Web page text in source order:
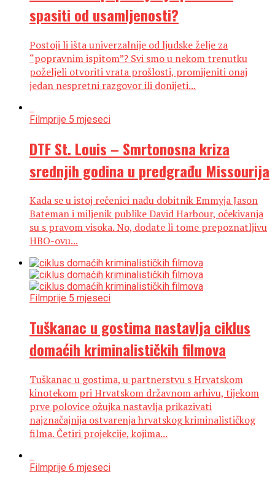
spasiti od usamljenosti?
Postoji li išta univerzalnije od ljudske želje za
“popravnim ispitom”? Svi smo u nekom trenutku
poželjeli otvoriti vrata prošlosti, promijeniti onaj
jedan nespretni razgovor ili donijeti...
Filmprije 5 mjeseci
DTF St. Louis – Smrtonosna kriza
srednjih godina u predgrađu Missourija
Kada se u istoj rečenici nađu dobitnik Emmyja Jason
Bateman i miljenik publike David Harbour, očekivanja
su s pravom visoka. No, dodate li tome prepoznatljivu
HBO-ovu...
Filmprije 5 mjeseci
Tuškanac u gostima nastavlja ciklus
domaćih kriminalističkih filmova
Tuškanac u gostima, u partnerstvu s Hrvatskom
kinotekom pri Hrvatskom državnom arhivu, tijekom
prve polovice ožujka nastavlja prikazivati
najznačajnija ostvarenja hrvatskog kriminalističkog
filma. Četiri projekcije, kojima...
Filmprije 6 mjeseci